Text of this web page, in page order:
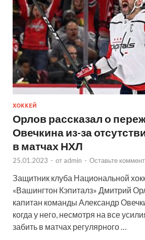
ХОККЕЙ
Орлов рассказал о
Овечкина из-за
в матчах НХЛ
25.01.2023 - от admin - Оставьте
Защитник клуба Национальной
«Вашингтон Кэпиталз» Дмитрий
капитан команды Александр
когда у него, несмотря на все
забить в матчах регулярного …